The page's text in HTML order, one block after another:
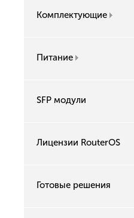
Комплектующие
Питание
SFP модули
Лицензии RouterOS
Готовые решения